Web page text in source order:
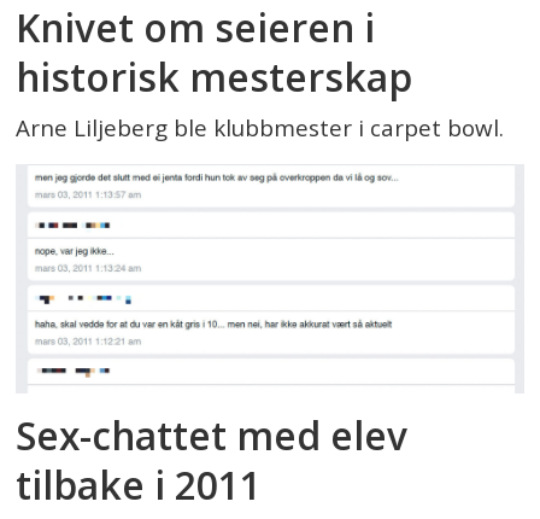
Knivet om seieren i
historisk mesterskap
Arne Liljeberg ble klubbmester i carpet bowl.
Sex-chattet med elev
tilbake i 2011